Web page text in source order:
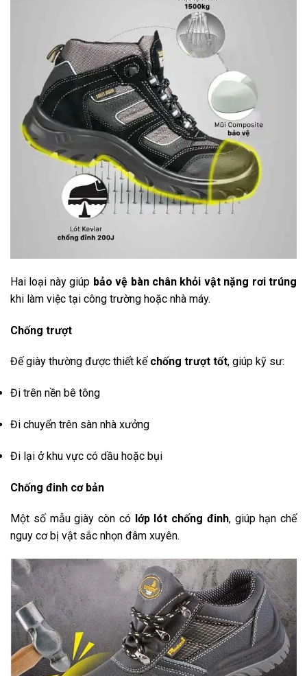
Hai loại này giúp bảo vệ bàn chân khỏi vật nặng rơi trúng
khi làm việc tại công trường hoặc nhà máy.
Chống trượt
Đế giày thường được thiết kế chống trượt tốt, giúp kỹ sư:
Đi trên nền bê tông
Đi chuyển trên sàn nhà xưởng
Đi lại ở khu vực có dầu hoặc bụi
Chống đinh cơ bản
Một số mẫu giày còn có lớp lót chống đinh, giúp hạn chế
nguy cơ bị vật sắc nhọn đâm xuyên.